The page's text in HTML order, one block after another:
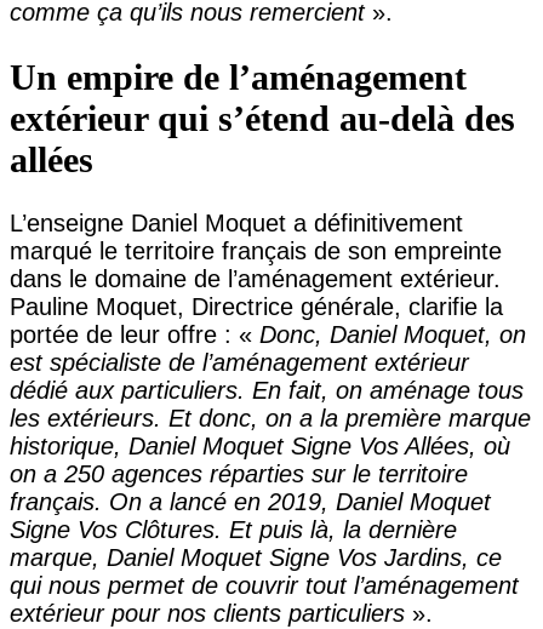
comme ça qu’ils nous remercient».
Un empire de l’aménagement
extérieur qui s’étend au-delà des
allées
L’enseigne Daniel Moquet a définitivement
marqué le territoire français de son empreinte
dans le domaine de l’aménagement extérieur.
Pauline Moquet, Directrice générale, clarifie la
portée de leur offre : « Donc, Daniel Moquet, on
est spécialiste de l’aménagement extérieur
dédié aux particuliers. En fait, on aménage tous
les extérieurs. Et donc, on a la première marque
historique, Daniel Moquet Signe Vos Allées, où
on a 250 agences réparties sur le territoire
français. On a lancé en 2019, Daniel Moquet
Signe Vos Clôtures. Et puis là, la dernière
marque, Daniel Moquet Signe Vos Jardins, ce
qui nous permet de couvrir tout l’aménagement
extérieur pour nos clients particuliers ».